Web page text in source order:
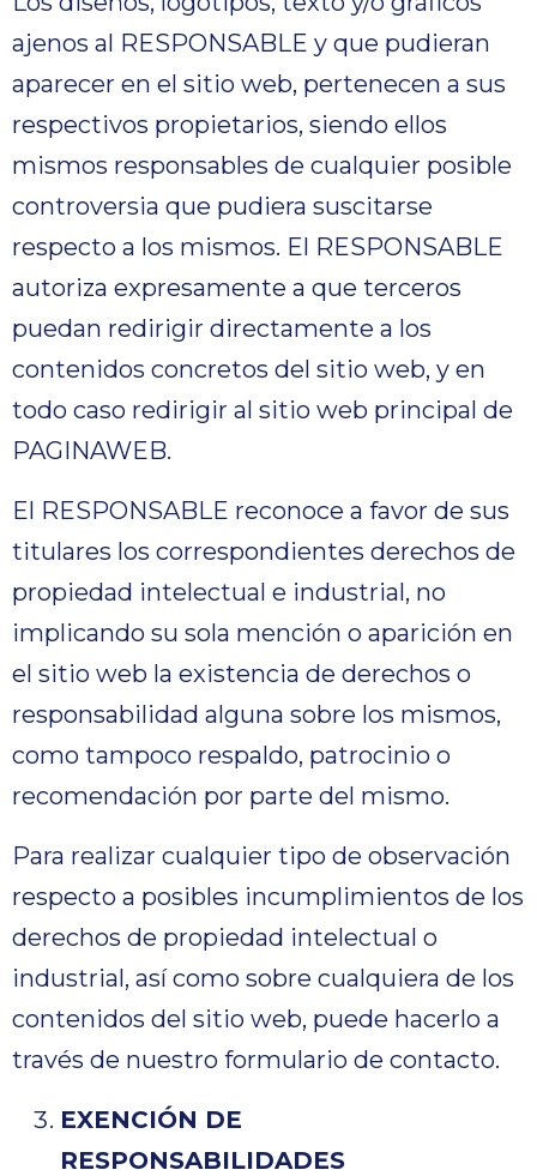
ajenos al RESPONSABLE y que pudieran
aparecer en el sitio web, pertenecen a sus
respectivos propietarios, siendo ellos
mismos responsables de cualquier posible
controversia que pudiera suscitarse
respecto a los mismos. El RESPONSABLE
autoriza expresamente a que terceros
puedan redirigir directamente a los
contenidos concretos del sitio web, y en
todo caso redirigir al sitio web principal de
PAGINAWEB.
El RESPONSABLE reconoce a favor de sus
titulares los correspondientes derechos de
propiedad intelectual e industrial, no
implicando su sola mención o aparición en
el sitio web la existencia de derechos o
responsabilidad alguna sobre los mismos,
como tampoco respaldo, patrocinio o
recomendación por parte del mismo.
Para realizar cualquier tipo de observación
respecto a posibles incumplimientos de los
derechos de propiedad intelectual o
industrial, así como sobre cualquiera de los
contenidos del sitio web, puede hacerlo a
través de nuestro formulario de contacto.
EXENCIÓN DE
RESPONSABILIDADES